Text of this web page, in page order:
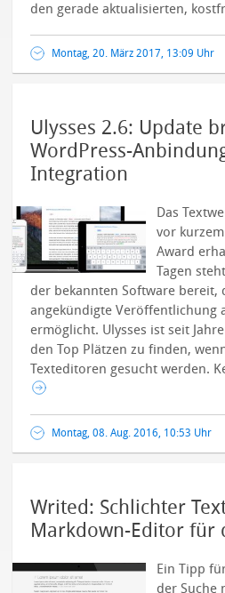
den gerade aktualisierten,
Montag, 20. März 2017, 13:09 Uhr
Ulysses 2.6: Update
WordPress-
Integration
Das
vor
Award
Tagen
der bekannten Software bereit,
angekündigte Veröffentlichung
ermöglicht. Ulysses ist seit
den Top Plätzen zu finden,
Texteditoren gesucht werden.
Montag, 08. Aug. 2016, 10:53 Uhr
Writed: Schlichter
Markdown-Editor für
Ein Tipp
der Suche